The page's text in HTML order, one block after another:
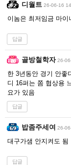
디월트 26-06-16
이놈은 최저임금 마
답글
골방철학자 26-
한 3년동안 경기 안좋
디 16퍼는 쫌 협상용
요가 있음
답글
밥좀주세여 26-
대구가샘 안지켜도 됨
답글